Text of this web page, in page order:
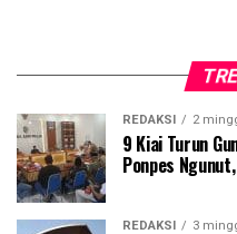
REDAKSI 2
9 Kiai Turun
Ponpes
REDAKSI 3